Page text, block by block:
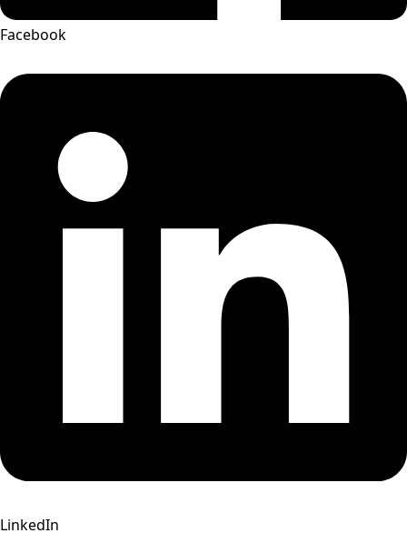
Facebook
LinkedIn